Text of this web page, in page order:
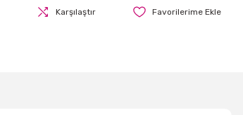
Karşılaştır